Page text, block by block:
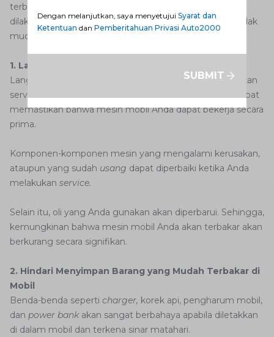
terbakar, berikut adalah langkah-langkah yang dapat
dilakukan untuk memastikan agar mesin mobil Anda tidak
mudah terbakar.
1. Lakukan Service secara Rutin
Langkah pertama yang harus dilakukan adalah melakukan
service secara rutin. Dengan melakukan hal ini, Anda dapat
memastikan bahwa mesin mobil Anda dapat bekerja secara
prima.
Komponen-komponen mesin yang mengalami kerusakan,
ataupun yang sudah usang dapat diperbaiki ketika Anda
melakukan service.
Selain itu, oli yang Anda gunakan akan diperbarui. Sehingga,
kemungkinan bahwa mesin mobil Anda akan terbakar akan
berkurang secara signifikan.
2. Hindari Menyimpan Barang yang Mudah Terbakar di
Mobil
Benda-benda seperti charger, korek api, pengharum mobil,
dan power bank akan sangat berbahaya apabila diletakkan
di dalam mobil dan terkena sinar matahari.
Dengan melanjutkan, saya menyetujui Syarat dan
Ketentuan dan Pemberitahuan Privasi Auto2000
SUBMIT